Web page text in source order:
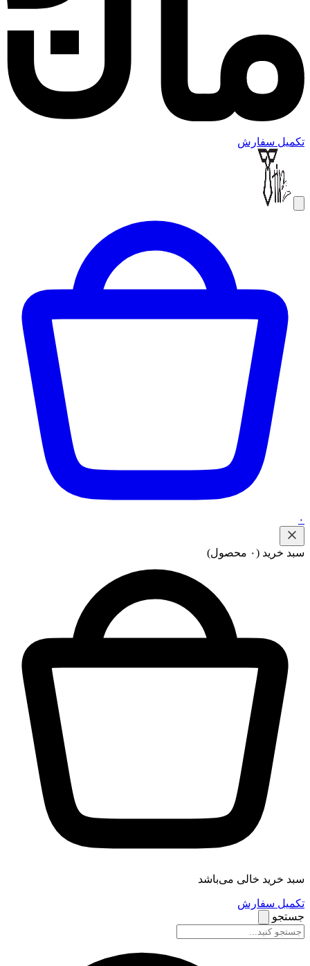
تکمیل سفارش
۰
سبد خرید (۰ محصول)
سبد خرید خالی می‌باشد
تکمیل سفارش
جستجو